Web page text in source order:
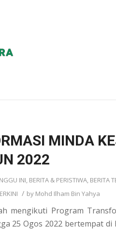
MINDA
2022
INI, BERITA & PERISTIWA, BERITA
/ by Mohd Ilham Bin Yahya
mengikuti Program
25 Ogos 2022 bertempat di